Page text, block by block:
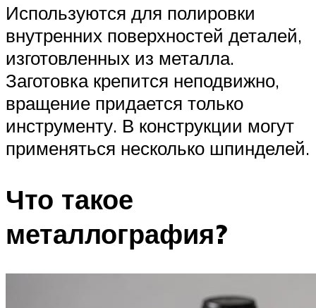
Используются для полировки
внутренних поверхностей деталей,
изготовленных из металла.
Заготовка крепится неподвижно,
вращение придается только
инструменту. В конструкции могут
применяться несколько шпинделей.
Что такое
металлография?